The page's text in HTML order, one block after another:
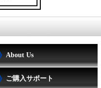
About Us
ご購入サポート